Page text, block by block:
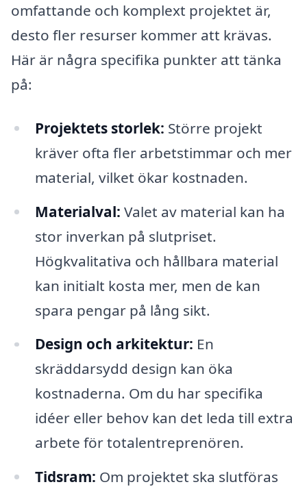
omfattande och komplext projektet är,
desto fler resurser kommer att krävas.
Här är några specifika punkter att tänka
på:
Projektets storlek: Större projekt
kräver ofta fler arbetstimmar och mer
material, vilket ökar kostnaden.
Materialval: Valet av material kan ha
stor inverkan på slutpriset.
Högkvalitativa och hållbara material
kan initialt kosta mer, men de kan
spara pengar på lång sikt.
Design och arkitektur: En
skräddarsydd design kan öka
kostnaderna. Om du har specifika
idéer eller behov kan det leda till extra
arbete för totalentreprenören.
Tidsram: Om projektet ska slutföras